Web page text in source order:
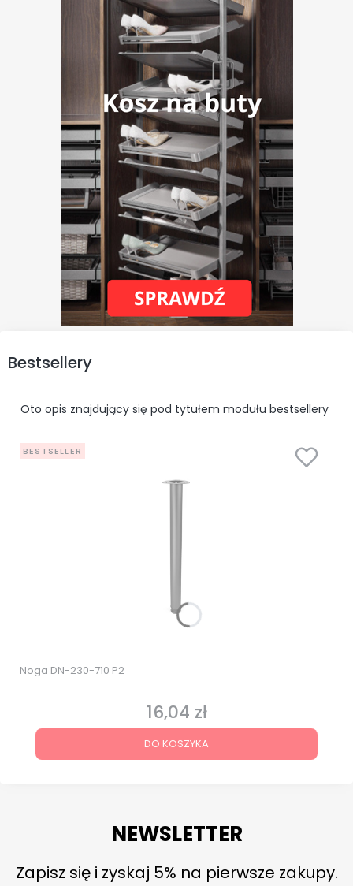
Bestsellery
Oto opis znajdujący się pod tytułem modułu bestsellery
BESTSELLER
Noga DN-230-710 P2
Cena
16,04 zł
DO KOSZYKA
NEWSLETTER
Zapisz się i zyskaj 5% na pierwsze zakupy.